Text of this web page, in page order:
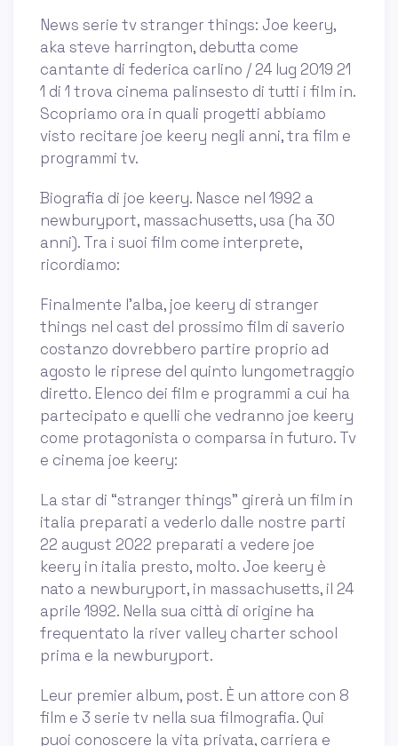
News serie tv stranger things: Joe keery,
aka steve harrington, debutta come
cantante di federica carlino / 24 lug 2019 21
1 di 1 trova cinema palinsesto di tutti i film in.
Scopriamo ora in quali progetti abbiamo
visto recitare joe keery negli anni, tra film e
programmi tv.
Biografia di joe keery. Nasce nel 1992 a
newburyport, massachusetts, usa (ha 30
anni). Tra i suoi film come interprete,
ricordiamo:
Finalmente l’alba, joe keery di stranger
things nel cast del prossimo film di saverio
costanzo dovrebbero partire proprio ad
agosto le riprese del quinto lungometraggio
diretto. Elenco dei film e programmi a cui ha
partecipato e quelli che vedranno joe keery
come protagonista o comparsa in futuro. Tv
e cinema joe keery:
La star di “stranger things” girerà un film in
italia preparati a vederlo dalle nostre parti
22 august 2022 preparati a vedere joe
keery in italia presto, molto. Joe keery è
nato a newburyport, in massachusetts, il 24
aprile 1992. Nella sua città di origine ha
frequentato la river valley charter school
prima e la newburyport.
Leur premier album, post. È un attore con 8
film e 3 serie tv nella sua filmografia. Qui
puoi conoscere la vita privata, carriera e